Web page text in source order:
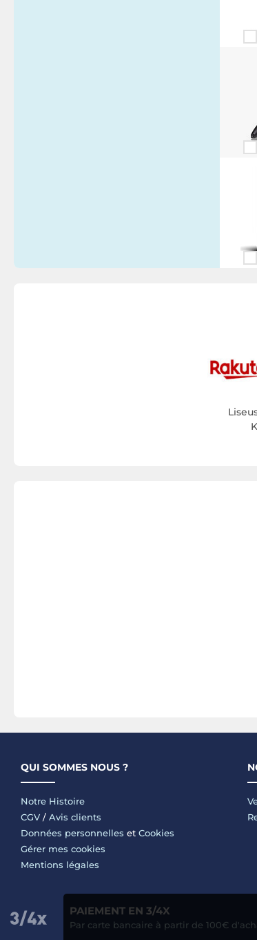
QUI SOMMES NOUS ?
Notre Histoire
CGV / Avis clients
Données personnelles et Cookies
Gérer mes cookies
Mentions légales
PAIEMENT EN 3/4X
Par carte bancaire à partir de 100€